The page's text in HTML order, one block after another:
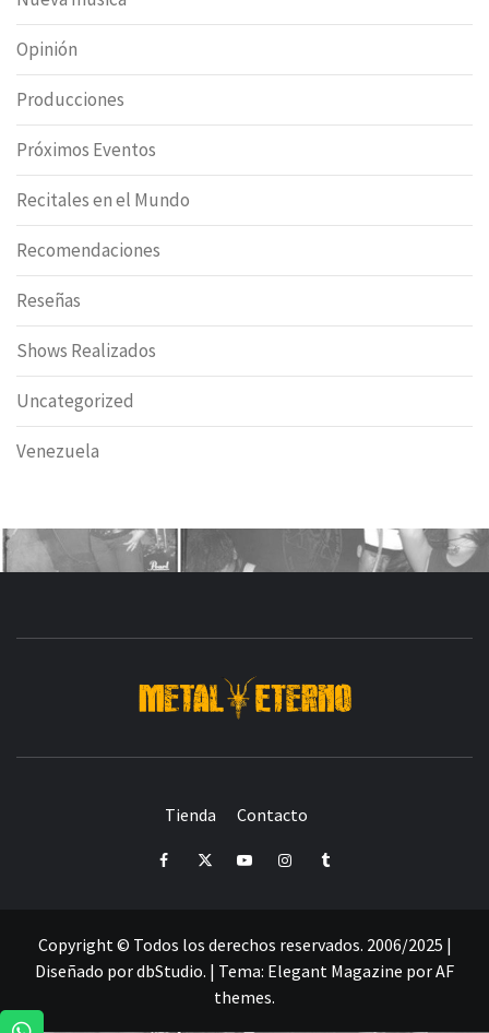
Opinión
Producciones
Próximos Eventos
Recitales en el Mundo
Recomendaciones
Reseñas
Shows Realizados
Uncategorized
Venezuela
CRÓNICAS DE RECITALES
PRENSA
Tienda Contacto
FacebookTwitterYoutubeInstagramTumblr
Copyright © Todos los derechos reservados. 2006/2025 |
Diseñado por dbStudio. | Tema: Elegant Magazine porAF
themes.